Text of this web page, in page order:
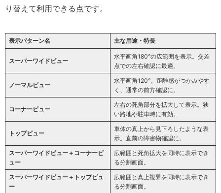
り替えて利用できる点です。
表示パターン名 主な用途・特長
スーパーワイドビュー
水平画角180°の広範囲を表示。交差
点での左右確認に最適。
ノーマルビュー
水平画角120°。距離感がつかみやす
く、通常の前方確認に。
コーナービュー
左右の死角部分を拡大して表示。狭
い路地や駐車時に有効。
トップビュー
車体の真上から見下ろしたような表
示。直前の障害物確認に。
スーパーワイドビュー＋コーナービ
ュー
広範囲と死角拡大を同時に表示でき
る分割画面。
スーパーワイドビュー＋トップビュ
ー
広範囲と真上視界を同時に表示でき
る分割画面。